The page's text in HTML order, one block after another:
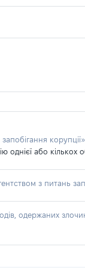
або кількох
з питань
одержаних